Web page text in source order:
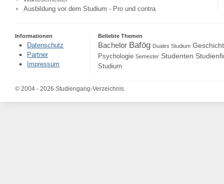
Ausbildung vor dem Studium - Pro und contra
Informationen
Datenschutz
Partner
Impressum
Beliebte Themen
Bachelor Bafög Duales Studium
Psychologie Semester Studenten
Studium
© 2004 - 2026 Studiengang-Verzeichnis